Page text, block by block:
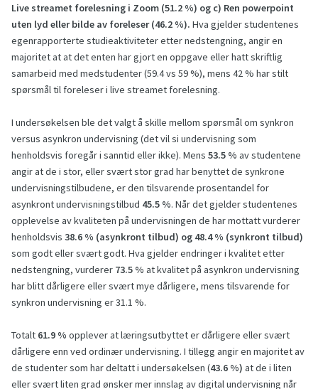
Live streamet forelesning i Zoom (51.2 %) og c) Ren powerpoint
uten lyd eller bilde av foreleser (46.2 %). Hva gjelder studentenes
egenrapporterte studieaktiviteter etter nedstengning, angir en
majoritet at at det enten har gjort en oppgave eller hatt skriftlig
samarbeid med medstudenter (59.4 vs 59 %), mens 42 % har stilt
spørsmål til foreleser i live streamet forelesning.
I undersøkelsen ble det valgt å skille mellom spørsmål om synkron
versus asynkron undervisning (det vil si undervisning som
henholdsvis foregår i sanntid eller ikke). Mens 53.5 % av studentene
angir at de i stor, eller svært stor grad har benyttet de synkrone
undervisningstilbudene, er den tilsvarende prosentandel for
asynkront undervisningstilbud 45.5 %. Når det gjelder studentenes
opplevelse av kvaliteten på undervisningen de har mottatt vurderer
henholdsvis 38.6 % (asynkront tilbud) og 48.4 % (synkront tilbud)
som godt eller svært godt. Hva gjelder endringer i kvalitet etter
nedstengning, vurderer 73.5 % at kvalitet på asynkron undervisning
har blitt dårligere eller svært mye dårligere, mens tilsvarende for
synkron undervisning er 31.1 %.
Totalt 61.9 % opplever at læringsutbyttet er dårligere eller svært
dårligere enn ved ordinær undervisning. I tillegg angir en majoritet av
de studenter som har deltatt i undersøkelsen (43.6 %) at de i liten
eller svært liten grad ønsker mer innslag av digital undervisning når